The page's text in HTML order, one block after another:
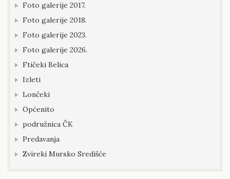
Foto galerije 2017.
Foto galerije 2018.
Foto galerije 2023.
Foto galerije 2026.
Ftičeki Belica
Izleti
Lončeki
Općenito
podružnica ČK
Predavanja
Zvireki Mursko Središće